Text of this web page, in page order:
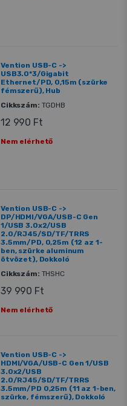
Vention USB-C ->
USB3.0*3/Gigabit
Ethernet/PD, 0,15m (szürke
fémszerű), Hub
Cikkszám: TGDHB
12 990 Ft
Nem elérhető
Vention USB-C ->
DP/HDMI/VGA/USB-C Gen
1/USB 3.0x2/USB
2.0/RJ45/SD/TF/TRRS
3.5mm/PD, 0,25m (12 az 1-
ben, szürke aluminum
ötvözet), Dokkoló
Cikkszám: THSHC
39 990 Ft
Nem elérhető
Vention USB-C ->
HDMI/VGA/USB-C Gen 1/USB
3.0x2/USB
2.0/RJ45/SD/TF/TRRS
3.5mm/PD 0,25m (11 az 1-ben,
szürke, fémszerű), Dokkoló